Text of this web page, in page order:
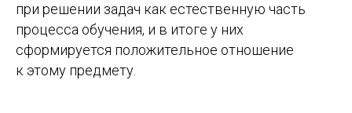
при решении задач как естественную часть
процесса обучения, и в итоге у них
сформируется положительное отношение
к этому предмету.
Ваш номер телефона